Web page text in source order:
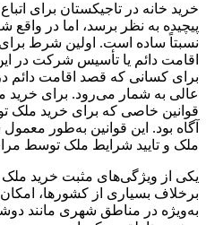
خرید خانه در تاجیکستان برای
پیچیده به نظر برسد، اما در
نسبتاً ساده است. اولین شرط
اقامت دائم یا تأسیس شرکت در
برای کسانی که قصد اقامت دائم
عالی به شمار می‌رود. برای خرید
قوانین خاصی که برای خرید
آگاه بود. این قوانین به‌طور
ملک و تایید شرایط ملک توسط
یکی از ویژگی‌های مثبت خرید
برخلاف بسیاری از کشورها،
به‌ویژه در مناطق شهری مانند